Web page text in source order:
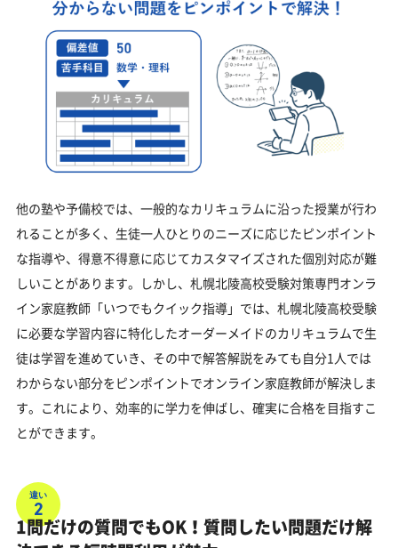
他の塾や予備校では、一般的なカリキュラムに沿った授業が行わ
れることが多く、生徒一人ひとりのニーズに応じたピンポイント
な指導や、得意不得意に応じてカスタマイズされた個別対応が難
しいことがあります。しかし、札幌北陵高校受験対策専門オンラ
イン家庭教師「いつでもクイック指導」では、札幌北陵高校受験
に必要な学習内容に特化したオーダーメイドのカリキュラムで生
徒は学習を進めていき、その中で解答解説をみても自分1人では
わからない部分をピンポイントでオンライン家庭教師が解決しま
す。これにより、効率的に学力を伸ばし、確実に合格を目指すこ
とができます。
違い
2
1問だけの質問でもOK！質問したい問題だけ解